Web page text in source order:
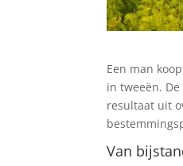
Een man
in tweeën.
resultaat uit
Van